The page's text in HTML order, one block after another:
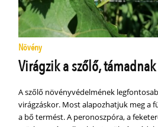
Növény
Virágzik a szőlő,
A szőlő növényvédelmének
virágzáskor. Most alapozhatjuk meg a
a bő termést. A peronoszpóra, a